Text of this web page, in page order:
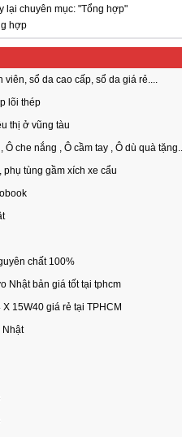
lại chuyên mục: "Tổng hợp"
hợp
sổ da cao cấp, sổ da giá rẻ....
lõi thép
thị ở vũng tàu
che nắng , Ô cầm tay , Ô dù quà
tùng gầm xích xe cẩu
chất 100%
Nhật bản giá tốt tại tphcm
15W40 giá rẻ tại TPHCM
Nhật